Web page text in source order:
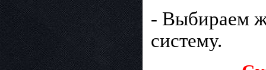
- Выбираем
систему.